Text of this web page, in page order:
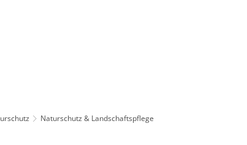
Naturschutz & Landschaftspflege